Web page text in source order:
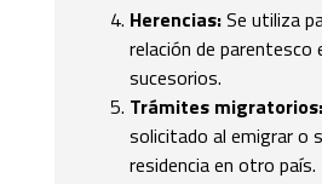
Herencias:Se utiliza
relación de parentesco
sucesorios.
Trámites migratorios:
solicitado al emigrar o
residencia en otro país.